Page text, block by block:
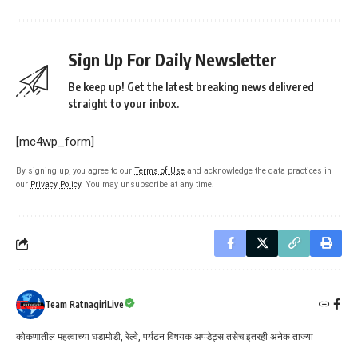
Sign Up For Daily Newsletter
Be keep up! Get the latest breaking news delivered
straight to your inbox.
[mc4wp_form]
By signing up, you agree to our Terms of Use and acknowledge the data practices in
our Privacy Policy. You may unsubscribe at any time.
Team RatnagiriLive
कोकणातील महत्वाच्या घडामोडी, रेल्वे, पर्यटन विषयक अपडेट्स तसेच इतरही अनेक ताज्या